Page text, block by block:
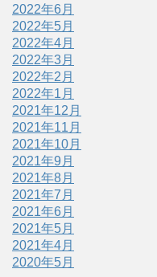
2022年6月
2022年5月
2022年4月
2022年3月
2022年2月
2022年1月
2021年12月
2021年11月
2021年10月
2021年9月
2021年8月
2021年7月
2021年6月
2021年5月
2021年4月
2020年5月